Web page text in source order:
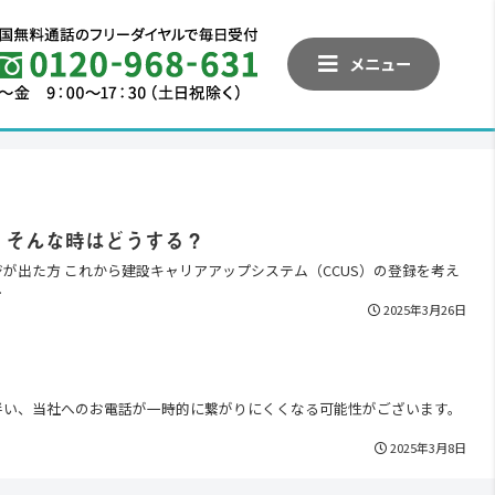
メニュー
んな時はどうする？
出た方 これから建設キャリアアップシステム（CCUS）の登録を考え
2025年3月26日
当社へのお電話が一時的に繋がりにくくなる可能性がございます。
2025年3月8日